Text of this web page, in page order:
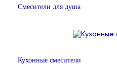
Смесители для душа
Кухонные смесители